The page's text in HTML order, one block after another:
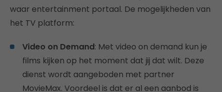
waar entertainment portaal. De mogelijkheden van
het TV platform:
Video on Demand: Met video on demand kun je
films kijken op het moment dat jij dat wilt. Deze
dienst wordt aangeboden met partner
MovieMax. Voordeel is dat er al een aanbod is